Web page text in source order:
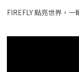
FIREFLY 點亮世界，一